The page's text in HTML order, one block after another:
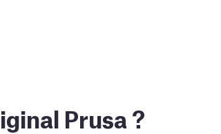
Prusa ?